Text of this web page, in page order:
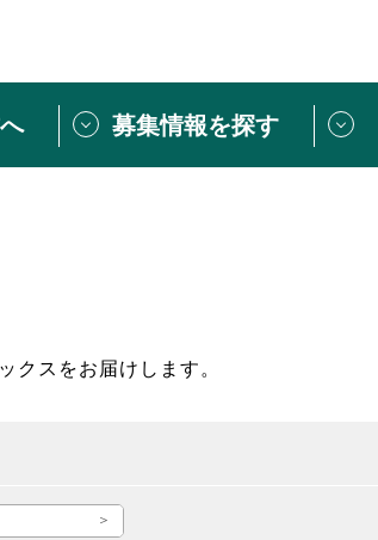
アをしたい方は
シーネットワークとは
募集情報を探す
クスをお届けします。